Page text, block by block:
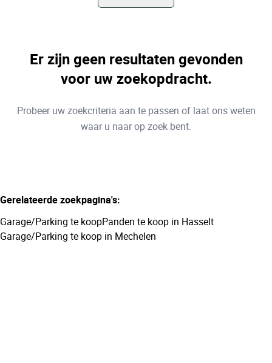
Hasselt (3500) Remove
Garage/Parking Remove
Min. budget
Kaartweergave
Sorteer op
Er zijn geen resultaten gevonden
voor uw zoekopdracht.
Probeer uw zoekcriteria aan te passen of laat ons weten
waar u naar op zoek bent.
Gerelateerde zoekpagina's:
Garage/Parking te koopPanden te koop in Hasselt
Garage/Parking te koop in Mechelen